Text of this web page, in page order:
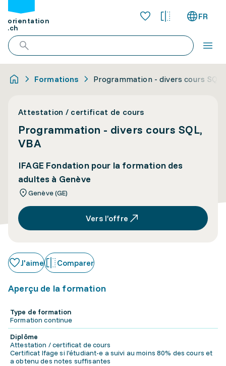
orientation
.ch
FR
Formations Programmation - divers cours SQL,
Attestation / certificat de cours
Programmation - divers cours SQL,
VBA
IFAGE Fondation pour la formation des
adultes à Genève
Genève (GE)
Vers l’offre
J'aime Comparer
Aperçu de la formation
Type de formation
Formation continue
Diplôme
Attestation / certificat de cours
Certificat Ifage si l'étudiant-e a suivi au moins 80% des cours et
a obtenu des notes suffisantes